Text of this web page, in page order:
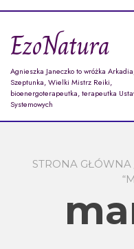
EzoNatura
Agnieszka Janeczko to wróżka
Szeptunka, Wielki Mistrz Reiki,
bioenergoterapeutka, terapeutka
Systemowych
STRONA GŁÓWNA